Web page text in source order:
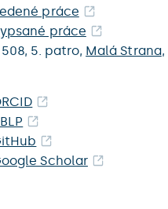
práce
práce
508, 5. patro, Malá Strana,
Scholar